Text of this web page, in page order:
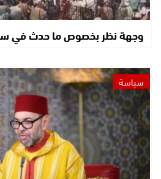
وجهة نظر بخصوص ما حدث في
سياسة